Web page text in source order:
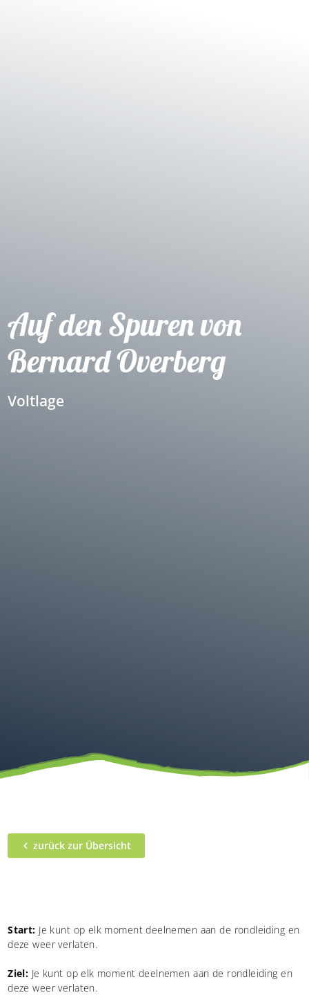
Auf den Spuren von
Bernard Overberg
Voltlage
zurück zur Übersicht
Start: Je kunt op elk moment deelnemen aan de rondleiding en
deze weer verlaten.
Ziel: Je kunt op elk moment deelnemen aan de rondleiding en
deze weer verlaten.